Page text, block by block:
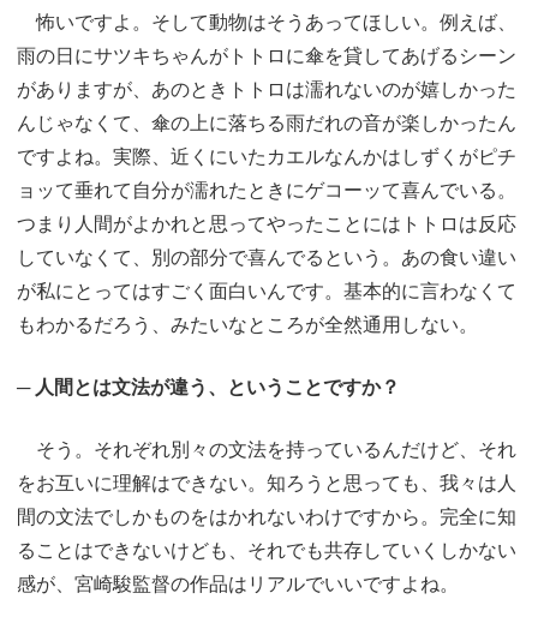
怖いですよ。そして動物はそうあってほしい。例えば、
雨の日にサツキちゃんがトトロに傘を貸してあげるシーン
がありますが、あのときトトロは濡れないのが嬉しかった
んじゃなくて、傘の上に落ちる雨だれの音が楽しかったん
ですよね。実際、近くにいたカエルなんかはしずくがピチ
ョッて垂れて自分が濡れたときにゲコーッて喜んでいる。
つまり人間がよかれと思ってやったことにはトトロは反応
していなくて、別の部分で喜んでるという。あの食い違い
が私にとってはすごく面白いんです。基本的に言わなくて
もわかるだろう、みたいなところが全然通用しない。
─ 人間とは文法が違う、ということですか？
そう。それぞれ別々の文法を持っているんだけど、それ
をお互いに理解はできない。知ろうと思っても、我々は人
間の文法でしかものをはかれないわけですから。完全に知
ることはできないけども、それでも共存していくしかない
感が、宮崎駿監督の作品はリアルでいいですよね。